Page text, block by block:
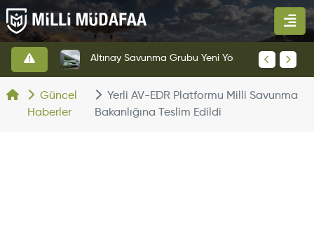
Güncel
Haberler
Yerli AV-EDR Platformu Milli Savunma
Bakanlığına Teslim Edildi